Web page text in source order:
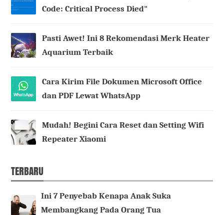
Code: Critical Process Died"
Pasti Awet! Ini 8 Rekomendasi Merk Heater
Aquarium Terbaik
Cara Kirim File Dokumen Microsoft Office
dan PDF Lewat WhatsApp
Mudah! Begini Cara Reset dan Setting Wifi
Repeater Xiaomi
TERBARU
Ini 7 Penyebab Kenapa Anak Suka
Membangkang Pada Orang Tua